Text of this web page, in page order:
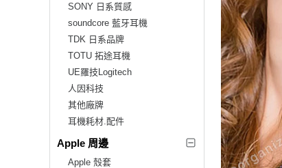
SONY 日系質感
soundcore 藍牙耳機
TDK 日系品牌
TOTU 拓途耳機
UE羅技Logitech
人因科技
其他廠牌
耳機耗材.配件
Apple 周邊
Apple 殼套